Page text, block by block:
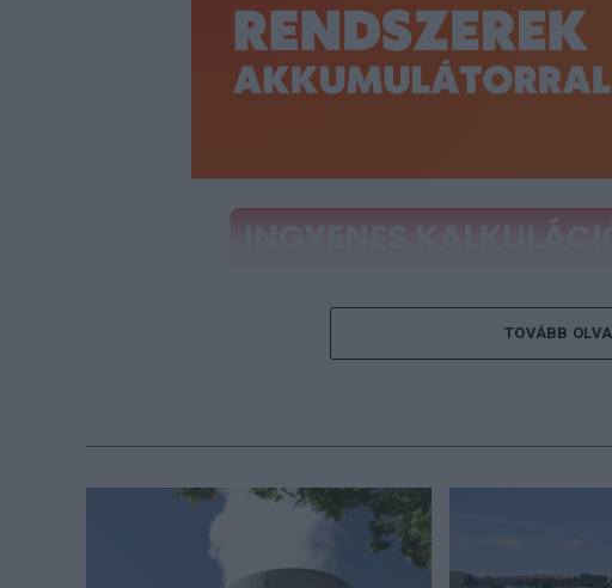
Töltse ki a napelem-kalkulátort,
A magyarországi repülőgépüzemanyag-ellátás
megjelent légi közlekedést és a kerozinellátást
eljuttatott közleményében azt írta: a vállalat
partnerek számára szükséges
TOVÁBB